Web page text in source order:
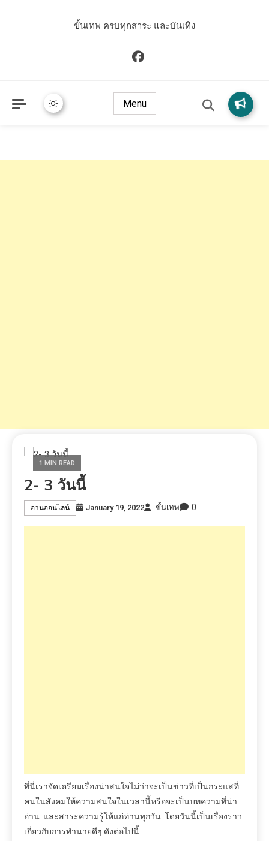
ขั้นเทพ ครบทุกสาระ และบันเทิง
Menu
1 MIN READ
2- 3 วันนี้
อ่านออนไลน์ January 19, 2022 ขั้นเทพ 0
ที่นี่เราจัดเตรียมเรื่องน่าสนใจไม่ว่าจะเป็นข่าวที่เป็นกระแสที่
คนในสังคมให้ความสนใจในเวลานี้หรือจะเป็นบทความที่น่า
อ่าน และสาระความรู้ให้แก่ท่านทุกวัน โดยวันนี้เป็นเรื่องราว
เกี่ยวกับการทำนายดีๆ ดังต่อไปนี้